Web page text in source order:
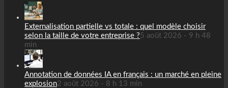
Externalisation partielle vs totale : quel modèle choisir
selon la taille de votre entreprise ?5 août 2026 - 9 h 48
min
Annotation de données IA en français : un marché en pleine
explosion2 août 2026 - 8 h 13 min